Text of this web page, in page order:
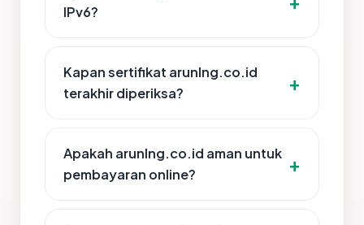
IPv6?
Kapan sertifikat arunlng.co.id
terakhir diperiksa?
Apakah arunlng.co.id aman untuk
pembayaran online?